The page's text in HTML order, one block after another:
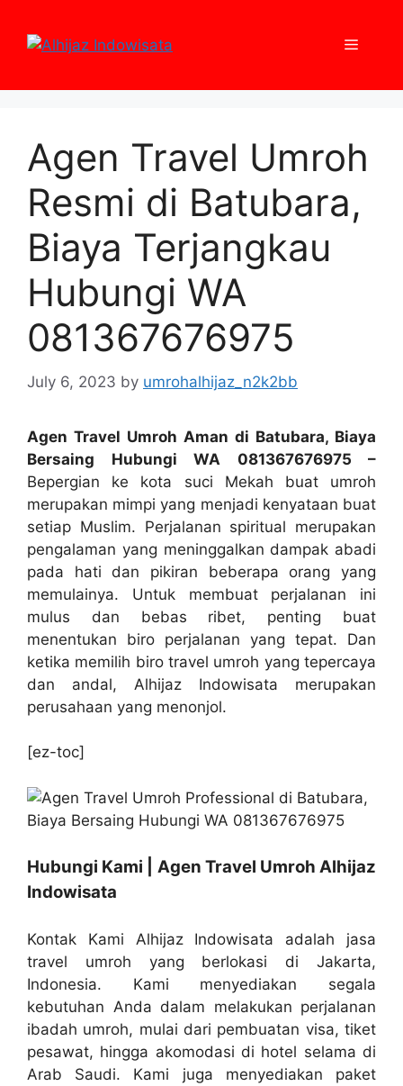
content
Menu
Agen Travel Umroh
Resmi di Batubara,
Biaya Terjangkau
Hubungi WA
081367676975
July 6, 2023 by umrohalhijaz_n2k2bb
Agen Travel Umroh Aman di Batubara, Biaya
Bersaing Hubungi WA 081367676975 –
Bepergian ke kota suci Mekah buat umroh
merupakan mimpi yang menjadi kenyataan buat
setiap Muslim. Perjalanan spiritual merupakan
pengalaman yang meninggalkan dampak abadi
pada hati dan pikiran beberapa orang yang
memulainya. Untuk membuat perjalanan ini
mulus dan bebas ribet, penting buat
menentukan biro perjalanan yang tepat. Dan
ketika memilih biro travel umroh yang tepercaya
dan andal, Alhijaz Indowisata merupakan
perusahaan yang menonjol.
[ez-toc]
Hubungi Kami | Agen Travel Umroh Alhijaz
Indowisata
Kontak Kami Alhijaz Indowisata adalah jasa
travel umroh yang berlokasi di Jakarta,
Indonesia. Kami menyediakan segala
kebutuhan Anda dalam melakukan perjalanan
ibadah umroh, mulai dari pembuatan visa, tiket
pesawat, hingga akomodasi di hotel selama di
Arab Saudi. Kami juga menyediakan paket